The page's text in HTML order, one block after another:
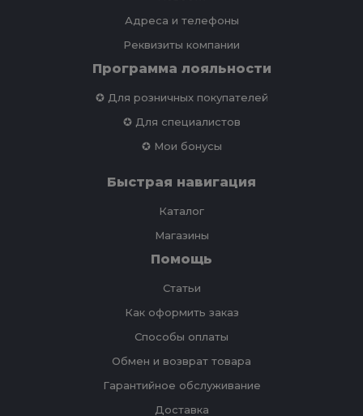
Адреса и телефоны
Реквизиты компании
Программа лояльности
✪ Для розничных покупателей
✪ Для специалистов
✪ Мои бонусы
Быстрая навигация
Каталог
Магазины
Помощь
Статьи
Как оформить заказ
Способы оплаты
Обмен и возврат товара
Гарантийное обслуживание
Доставка